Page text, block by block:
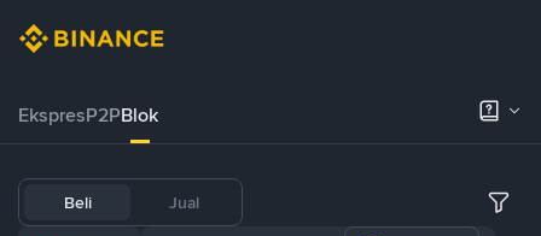
EkspresP2PBlok
Beli Jual